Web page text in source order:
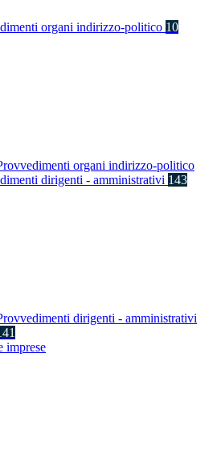
organi indirizzo-politico 10
organi indirizzo-politico
dirigenti - amministrativi 143
dirigenti - amministrativi
imprese